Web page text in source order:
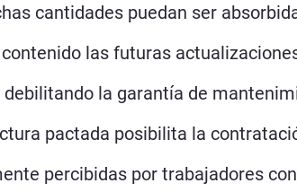
cantidades puedan ser
las futuras
la garantía de
pactada posibilita la
percibidas por trabajadores